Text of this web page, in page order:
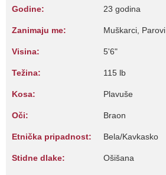
Godine: 23 godina
Zanimaju me: Muškarci, Parovi
Visina: 5'6"
Težina: 115 lb
Kosa: Plavuše
Oči: Braon
Etnička pripadnost: Bela/Kavkasko
Stidne dlake: Ošišana